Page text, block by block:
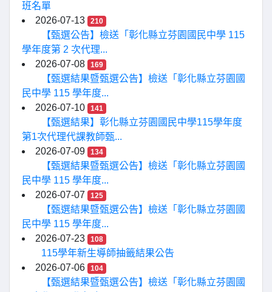
班名單
2026-07-13
210
【甄選公告】檢送「彰化縣立芬園國民中學 115
學年度第 2 次代理...
2026-07-08
169
【甄選結果暨甄選公告】檢送「彰化縣立芬園國
民中學 115 學年度...
2026-07-10
141
【甄選結果】彰化縣立芬園國民中學115學年度
第1次代理代課教師甄...
2026-07-09
134
【甄選結果暨甄選公告】檢送「彰化縣立芬園國
民中學 115 學年度...
2026-07-07
125
【甄選結果暨甄選公告】檢送「彰化縣立芬園國
民中學 115 學年度...
2026-07-23
108
115學年新生導師抽籤結果公告
2026-07-06
104
【甄選結果暨甄選公告】檢送「彰化縣立芬園國